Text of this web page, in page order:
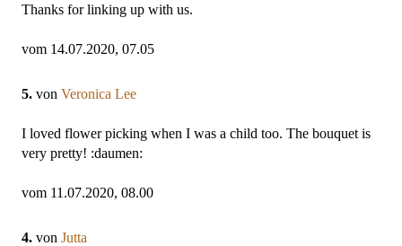
Thanks for linking up with us.
vom 14.07.2020, 07.05
5. von Veronica Lee
I loved flower picking when I was a child too. The bouquet is
very pretty! :daumen:
vom 11.07.2020, 08.00
4. von Jutta